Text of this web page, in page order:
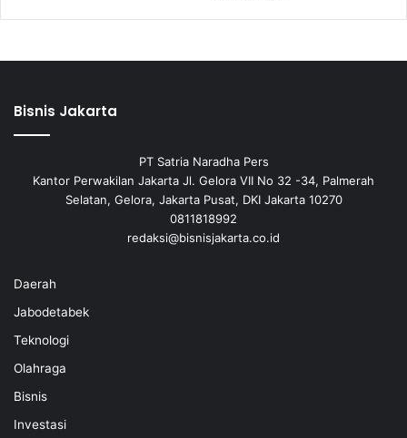
Bisnis Jakarta
PT Satria Naradha Pers
Kantor Perwakilan Jakarta Jl. Gelora VII No 32 -34, Palmerah
Selatan, Gelora, Jakarta Pusat, DKI Jakarta 10270
0811818992
redaksi@bisnisjakarta.co.id
Daerah
Jabodetabek
Teknologi
Olahraga
Bisnis
Investasi